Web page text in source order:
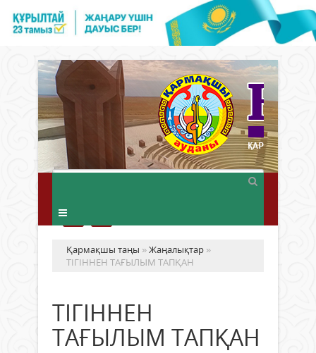
Қармақшы таңы »Жаңалықтар »
ТІГІННЕН ТАҒЫЛЫМ ТАПҚАН
ТІГІННЕН
ТАҒЫЛЫМ ТАПҚАН